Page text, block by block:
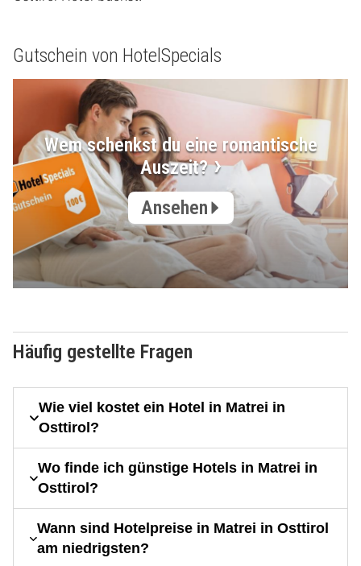
Gutschein von HotelSpecials
Wem schenkst du eine romantische
Auszeit?
Ansehen
Häufig gestellte Fragen
Wie viel kostet ein Hotel in Matrei in
Osttirol?
Wo finde ich günstige Hotels in Matrei in
Osttirol?
Wann sind Hotelpreise in Matrei in Osttirol
am niedrigsten?